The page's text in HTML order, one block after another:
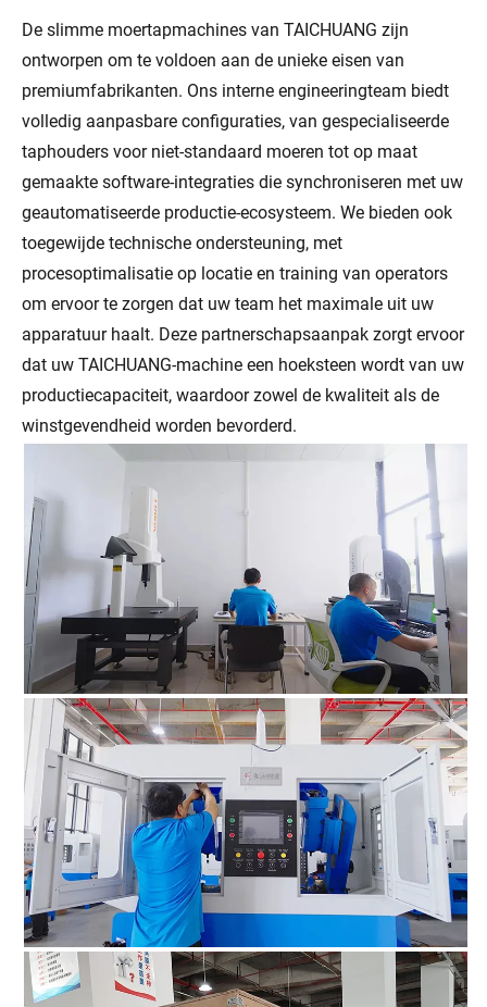
De slimme moertapmachines van TAICHUANG zijn
ontworpen om te voldoen aan de unieke eisen van
premiumfabrikanten. Ons interne engineeringteam biedt
volledig aanpasbare configuraties, van gespecialiseerde
taphouders voor niet-standaard moeren tot op maat
gemaakte software-integraties die synchroniseren met uw
geautomatiseerde productie-ecosysteem. We bieden ook
toegewijde technische ondersteuning, met
procesoptimalisatie op locatie en training van operators
om ervoor te zorgen dat uw team het maximale uit uw
apparatuur haalt. Deze partnerschapsaanpak zorgt ervoor
dat uw TAICHUANG-machine een hoeksteen wordt van uw
productiecapaciteit, waardoor zowel de kwaliteit als de
winstgevendheid worden bevorderd.